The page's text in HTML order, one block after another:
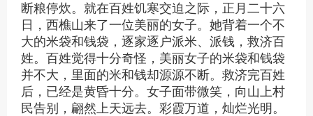
断粮停炊。就在百姓饥寒交迫之际，正月二十六
日，西樵山来了一位美丽的女子。她背着一个不
大的米袋和钱袋，逐家逐户派米、派钱，救济百
姓。百姓觉得十分奇怪，美丽女子的米袋和钱袋
并不大，里面的米和钱却源源不断。救济完百姓
后，已经是黄昏十分。女子面带微笑，向山上村
民告别，翩然上天远去。彩霞万道，灿烂光明。